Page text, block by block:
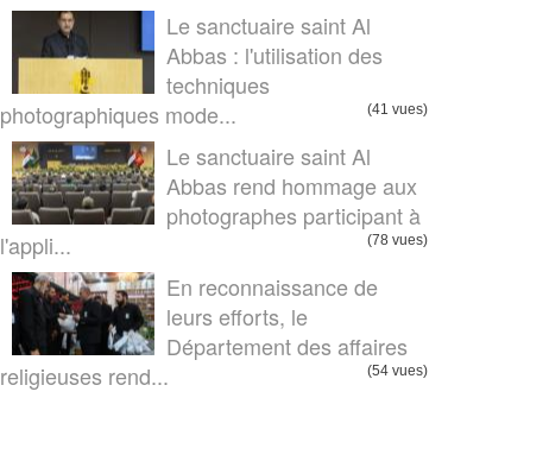
Le sanctuaire saint Al
Abbas : l'utilisation des
techniques
photographiques mode...
(41 vues)
Le sanctuaire saint Al
Abbas rend hommage aux
photographes participant à
l'appli...
(78 vues)
En reconnaissance de
leurs efforts, le
Département des affaires
religieuses rend...
(54 vues)